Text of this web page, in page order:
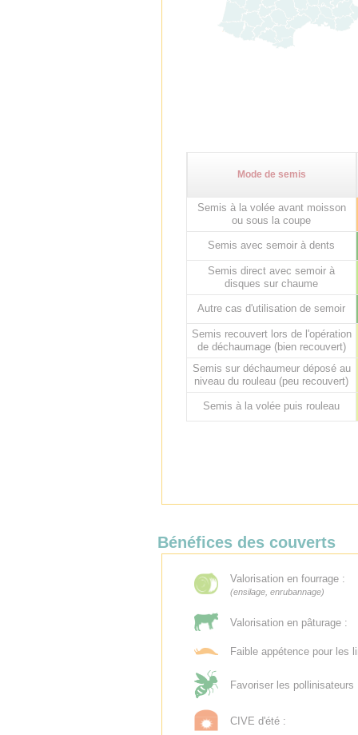
Mode de semis
Semis à la volée avant moisson
ou sous la coupe
Semis avec semoir à dents
Semis direct avec semoir à
disques sur chaume
Autre cas d'utilisation de semoir
Semis recouvert lors de l'opération
de déchaumage (bien recouvert)
Semis sur déchaumeur déposé au
niveau du rouleau (peu recouvert)
Semis à la volée puis rouleau
Bénéfices des couverts
Valorisation en fourrage :
(ensilage, enrubannage)
Valorisation en pâturage :
Faible appétence pour les
Favoriser les pollinisateurs
CIVE d'été :